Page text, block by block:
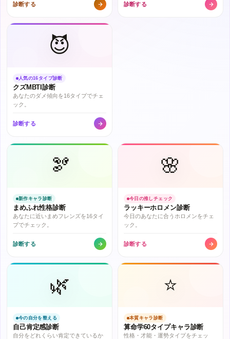
診断する 診断する
😈
人気の16タイプ診断
クズMBTI診断
あなたのダメ傾向を16タイプでチェ
ック。
診断する
🫘
新作キャラ診断
まめふれ性格診断
あなたに近いまめフレンズを16タイ
プでチェック。
診断する
🌸
今日の推しチェック
ラッキーホロメン診断
今日のあなたに合うホロメンをチェ
ック。
診断する
🌿
今の自分を整える
自己肯定感診断
自分をどれくらい肯定できているか
⭐
本質キャラ診断
算命学60タイプキャラ診断
性格・才能・運勢タイプをチェッ